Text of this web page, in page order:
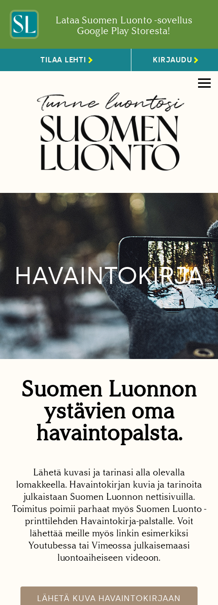
Lataa Suomen Luonto -sovellus
Google Play Storesta!
TILAA LEHTI KIRJAUDU
HAVAINTOKIRJA
Suomen Luonnon
ystävien oma
havaintopalsta.
Lähetä kuvasi ja tarinasi alla olevalla
lomakkeella. Havaintokirjan kuvia ja tarinoita
julkaistaan Suomen Luonnon nettisivuilla.
Toimitus poimii parhaat myös Suomen Luonto -
printtilehden Havaintokirja-palstalle. Voit
lähettää meille myös linkin esimerkiksi
Youtubessa tai Vimeossa julkaisemaasi
luontoaiheiseen videoon.
LÄHETÄ KUVA HAVAINTOKIRJAAN